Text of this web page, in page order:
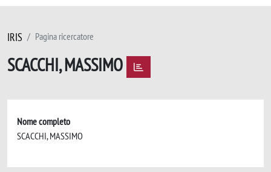
IRIS Pagina ricercatore
SCACCHI, MASSIMO
Nome completo
SCACCHI, MASSIMO